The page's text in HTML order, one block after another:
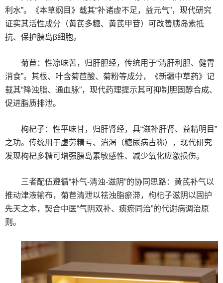
利水”。《本草纲目》载其“补诸虚不足，益元气”，现代研究
证实其活性成分（黄芪多糖、黄芪甲苷）可改善胰岛素抵
抗、保护胰岛β细胞。
菊苣：性凉味苦，归肝胆经，传统用于“清肝利胆、健胃
消食”。其根、叶含菊苣酸、菊粉等成分，《新疆中草药》记
载其“降浊脂、通血脉”，现代药理提示其可抑制胆固醇合成、
促进脂质排泄。
枸杞子：性平味甘，归肝肾经，具“滋补肝肾、益精明目”
之功。传统用于虚劳精亏、消渴（糖尿病古称），现代研究
发现枸杞多糖可增强胰岛素敏感性、减少氧化应激损伤。
三者配伍遵循“补气-清浊-滋阴”的协同思路：黄芪补气以
推动津液输布，菊苣清泄以祛浊脂瘀滞，枸杞子滋阴以固护
先天之本，契合中医“气阴双补、痰瘀同治”的代谢病调治原
则。